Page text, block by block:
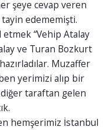
şeye cevap veren
tayin edememişti.
“Vehip Atalay
ve Turan Bozkurt
Muzaffer
yerimizi alıp bir
taraftan gelen
hemşerimiz İstanbul